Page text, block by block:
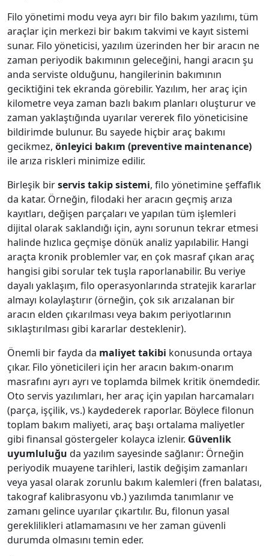
Filo yönetimi modu veya ayrı bir filo bakım yazılımı, tüm
araçlar için merkezi bir bakım takvimi ve kayıt sistemi
sunar. Filo yöneticisi, yazılım üzerinden her bir aracın ne
zaman periyodik bakımının geleceğini, hangi aracın şu
anda serviste olduğunu, hangilerinin bakımının
geciktiğini tek ekranda görebilir. Yazılım, her araç için
kilometre veya zaman bazlı bakım planları oluşturur ve
zaman yaklaştığında uyarılar vererek filo yöneticisine
bildirimde bulunur. Bu sayede hiçbir araç bakımı
gecikmez, önleyici bakım (preventive maintenance)
ile arıza riskleri minimize edilir.
Birleşik birservis takip sistemi, filo yönetimine şeffaflık
da katar. Örneğin, filodaki her aracın geçmiş arıza
kayıtları, değişen parçaları ve yapılan tüm işlemleri
dijital olarak saklandığı için, aynı sorunun tekrar etmesi
halinde hızlıca geçmişe dönük analiz yapılabilir. Hangi
araçta kronik problemler var, en çok masraf çıkan araç
hangisi gibi sorular tek tuşla raporlanabilir. Bu veriye
dayalı yaklaşım, filo operasyonlarında stratejik kararlar
almayı kolaylaştırır (örneğin, çok sık arızalanan bir
aracın elden çıkarılması veya bakım periyotlarının
sıklaştırılması gibi kararlar desteklenir).
Önemli bir fayda da maliyet takibi konusunda ortaya
çıkar. Filo yöneticileri için her aracın bakım-onarım
masrafını ayrı ayrı ve toplamda bilmek kritik önemdedir.
Oto servis yazılımları, her araç için yapılan harcamaları
(parça, işçilik, vs.) kaydederek raporlar. Böylece filonun
toplam bakım maliyeti, araç başı ortalama maliyetler
gibi finansal göstergeler kolayca izlenir. Güvenlik
uyumluluğu da yazılım sayesinde sağlanır: Örneğin
periyodik muayene tarihleri, lastik değişim zamanları
veya yasal olarak zorunlu bakım kalemleri (fren balatası,
takograf kalibrasyonu vb.) yazılımda tanımlanır ve
zamanı gelince uyarılar çıkartılır. Bu, filonun yasal
gereklilikleri atlamamasını ve her zaman güvenli
durumda olmasını temin eder.